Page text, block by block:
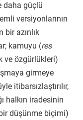
daha güçlü
versiyonlarının
bir azınlık
kamuyu (res
ve özgürlükleri)
girmeye
itibarsızlaştırılır,
halkın iradesinin
düşünme biçimi)